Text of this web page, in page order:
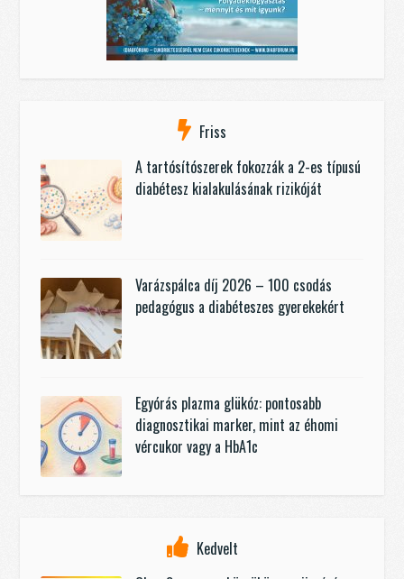
Friss
A tartósítószerek fokozzák a 2-es típusú
diabétesz kialakulásának rizikóját
Varázspálca díj 2026 – 100 csodás
pedagógus a diabéteszes gyerekekért
Egyórás plazma glükóz: pontosabb
diagnosztikai marker, mint az éhomi
vércukor vagy a HbA1c
Kedvelt